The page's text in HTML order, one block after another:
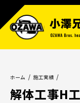
ホーム 施工実績
解体工事H